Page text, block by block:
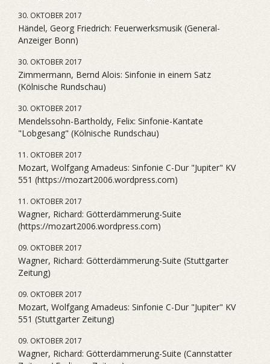
30. OKTOBER 2017
Händel, Georg Friedrich: Feuerwerksmusik (General-
Anzeiger Bonn)
30. OKTOBER 2017
Zimmermann, Bernd Alois: Sinfonie in einem Satz
(Kölnische Rundschau)
30. OKTOBER 2017
Mendelssohn-Bartholdy, Felix: Sinfonie-Kantate
"Lobgesang" (Kölnische Rundschau)
11. OKTOBER 2017
Mozart, Wolfgang Amadeus: Sinfonie C-Dur "Jupiter" KV
551 (https://mozart2006.wordpress.com)
11. OKTOBER 2017
Wagner, Richard: Götterdämmerung-Suite
(https://mozart2006.wordpress.com)
09. OKTOBER 2017
Wagner, Richard: Götterdämmerung-Suite (Stuttgarter
Zeitung)
09. OKTOBER 2017
Mozart, Wolfgang Amadeus: Sinfonie C-Dur "Jupiter" KV
551 (Stuttgarter Zeitung)
09. OKTOBER 2017
Wagner, Richard: Götterdämmerung-Suite (Cannstatter